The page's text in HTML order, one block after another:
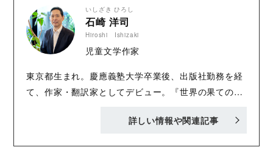
いしざき ひろし
石崎 洋司
Hiroshi Ishizaki
児童文学作家
東京都生まれ。慶應義塾大学卒業後、出版社勤務を経
て、作家・翻訳家としてデビュー。『世界の果ての魔
日本児童文芸家協会賞を受賞。「黒魔女さんが通
詳しい情報や関連記事